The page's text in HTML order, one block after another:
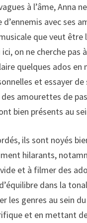
à l’âme, Anna
avec ses
que veut
on ne cherche
quelques ados
et essayer
amourettes de
bien présents au
ils sont noyés
hilarants,
et à filmer des
dans la
les genres au sein
et en mettant